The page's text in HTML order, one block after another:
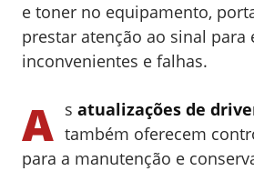
e toner no equipamento,
prestar atenção ao sinal para
inconvenientes e falhas.
A s atualizações de
também oferecem
para a manutenção e